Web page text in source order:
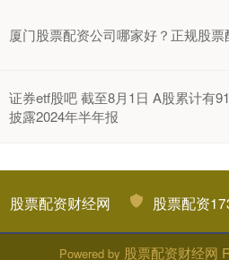
厦门股票配资公司哪家好？正规股
证券etf股吧 截至8月1日 A股累计有
披露2024年半年报
股票配资财经网 股票配资
Powered by 股票配资财经网